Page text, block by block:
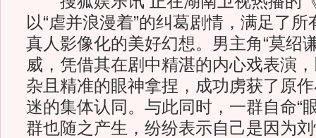
以“虐并浪漫着”的纠葛剧情，满足了
真人影像化的美好幻想。男主角“莫绍
威，凭借其在剧中精湛的内心戏表演
杂且精准的眼神拿捏，成功虏获了原
迷的集体认同。与此同时，一群自命“
群也随之产生，纷纷表示自己是因为刘